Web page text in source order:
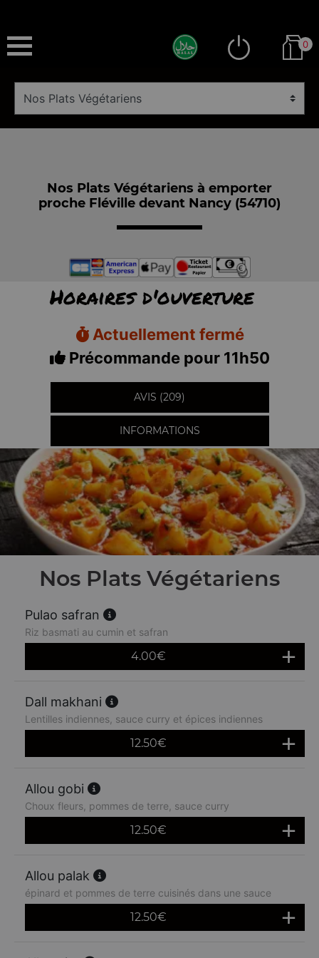
0
Nos Plats Végétariens à emporter
proche Fléville devant Nancy (54710)
Horaires d'ouverture
Actuellement fermé
Précommande pour 11h50
AVIS (209)
INFORMATIONS
Nos Plats Végétariens
Pulao safran
Riz basmati au cumin et safran
4.00€
Dall makhani
Lentilles indiennes, sauce curry et épices indiennes
12.50€
Allou gobi
Choux fleurs, pommes de terre, sauce curry
12.50€
Allou palak
épinard et pommes de terre cuisinés dans une sauce
12.50€